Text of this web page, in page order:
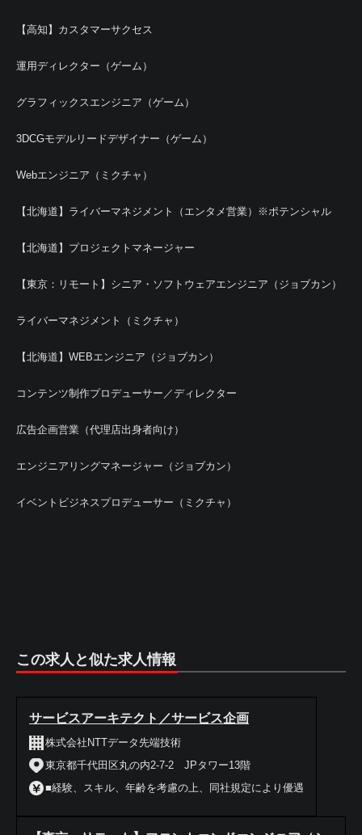
【高知】カスタマーサクセス
運用ディレクター（ゲーム）
グラフィックスエンジニア（ゲーム）
3DCGモデルリードデザイナー（ゲーム）
Webエンジニア（ミクチャ）
【北海道】ライバーマネジメント（エンタメ営業）※ポテンシャル
【北海道】プロジェクトマネージャー
【東京：リモート】シニア・ソフトウェアエンジニア（ジョブカン）
ライバーマネジメント（ミクチャ）
【北海道】WEBエンジニア（ジョブカン）
コンテンツ制作プロデューサー／ディレクター
広告企画営業（代理店出身者向け）
エンジニアリングマネージャー（ジョブカン）
イベントビジネスプロデューサー（ミクチャ）
この求人と似た求人情報
サービスアーキテクト／サービス企画
株式会社NTTデータ先端技術
東京都千代田区丸の内2-7-2 JPタワー13階
■経験、スキル、年齢を考慮の上、同社規定により優遇